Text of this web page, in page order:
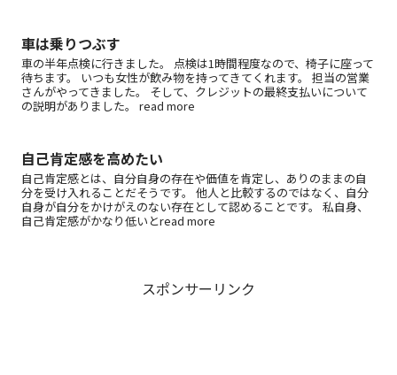
車は乗りつぶす
車の半年点検に行きました。 点検は1時間程度なので、椅子に座って
待ちます。 いつも女性が飲み物を持ってきてくれます。 担当の営業
さんがやってきました。 そして、クレジットの最終支払いについて
の説明がありました。 read more
自己肯定感を高めたい
自己肯定感とは、自分自身の存在や価値を肯定し、ありのままの自
分を受け入れることだそうです。 他人と比較するのではなく、自分
自身が自分をかけがえのない存在として認めることです。 私自身、
自己肯定感がかなり低いとread more
スポンサーリンク